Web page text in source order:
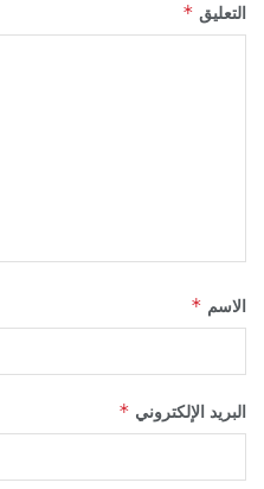
التعليق *
الاسم *
البريد الإلكتروني *